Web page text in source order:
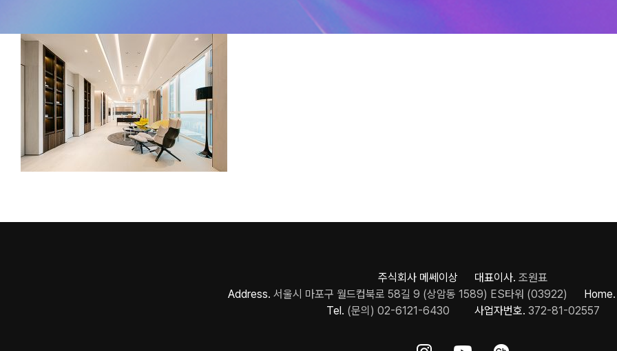
주식회사 메쎄이상 대표이사. 조원표
Address. 서울시 마포구 월드컵북로 58길 9 (상암동 1589) ES타워 (03922) Home.
Tel. (문의) 02-6121-6430 사업자번호. 372-81-02557